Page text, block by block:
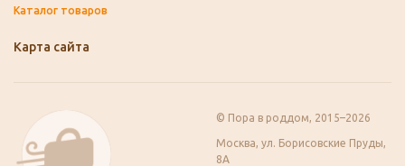
Каталог товаров
Карта сайта
© Пора в роддом, 2015–2026
Москва, ул. Борисовские Пруды,
8А